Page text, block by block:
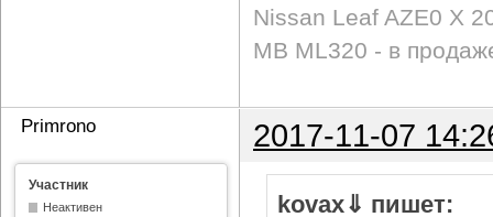
Nissan Leaf AZE0 X
MB ML320 - в
Primrono 2017-11-07
Участник
Неактивен
kovax⇓ пишет: